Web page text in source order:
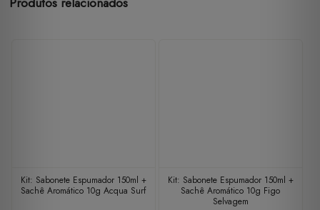
Kit: Sabonete Espumador 150ml +
Sachê Aromático 10g Acqua Surf
Kit: Sabonete Espumador 150ml +
Sachê Aromático 10g Figo
Selvagem